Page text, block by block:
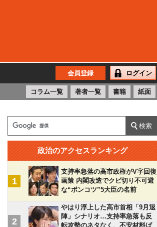
会員登録 ログイン
コラム一覧 著者一覧 書籍 紙面
政治のアクセスランキング
1
支持率急落の高市政権がV字回復
画策 内閣改造でクビ切り不可避
な“ポンコツ”5大臣の名前
2
やはり浮上した高市首相「9月退
陣」シナリオ…支持率急落も反
転攻勢のネタなく、不安材料ば